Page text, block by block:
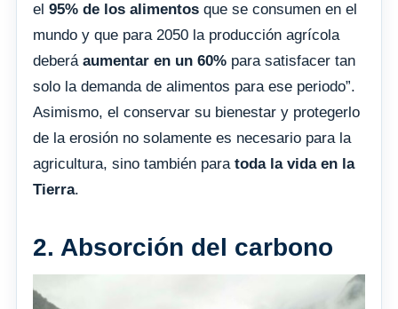
el 95% de los alimentos que se consumen en el
mundo y que para 2050 la producción agrícola
deberáaumentar en un 60% para satisfacer tan
solo la demanda de alimentos para ese periodo”.
Asimismo, el conservar su bienestar y protegerlo
de la erosión no solamente es necesario para la
agricultura, sino también para toda la vida en la
Tierra.
2. Absorción del carbono